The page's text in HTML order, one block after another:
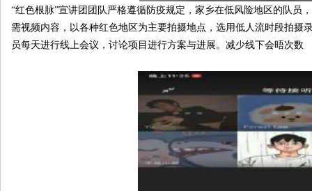
“红色根脉”宣讲团团队严格遵循防疫规定，家乡在低风险地区的队员
需视频内容，以各种红色地区为主要拍摄地点，选用低人流时段拍摄
员每天进行线上会议，讨论项目进行方案与进展。减少线下会晤次数